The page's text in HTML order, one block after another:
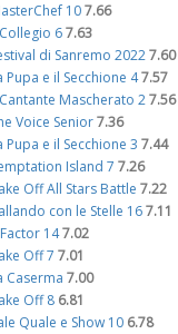
10 7.66
6 7.63
di Sanremo 2022 7.60
Pupa e il Secchione 47.57
Mascherato 2 7.56
Voice Senior 7.36
Pupa e il Secchione 3 7.44
Island 7 7.26
Off All Stars Battle 7.22
con le Stelle 16 7.11
147.02
Off 7 7.01
Caserma 7.00
Off 8 6.81
Quale e Show 10 6.78